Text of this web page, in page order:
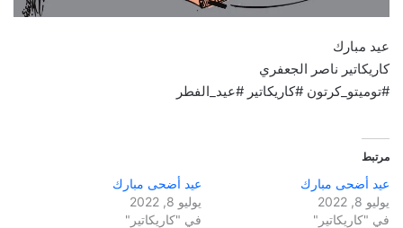
عيد مبارك
كاريكاتير ناصر الجعفري
#توميتو_كرتون #كاريكاتير #عيد_الفطر
مرتبط
عيد أضحى مبارك
يوليو 8, 2022
في "كاريكاتير"
عيد أضحى مبارك
يوليو 8, 2022
في "كاريكاتير"